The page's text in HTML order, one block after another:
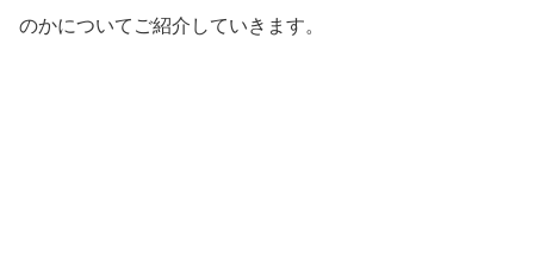
のかについてご紹介していきます。